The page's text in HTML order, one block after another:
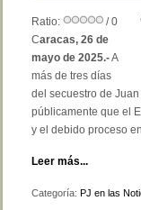
Ratio:
/ 0
Caracas, 26 de
mayo de 2025.-A
más de tres días
del secuestro de
públicamente que el
y el debido proceso
Leer más...
Categoría: PJ en las